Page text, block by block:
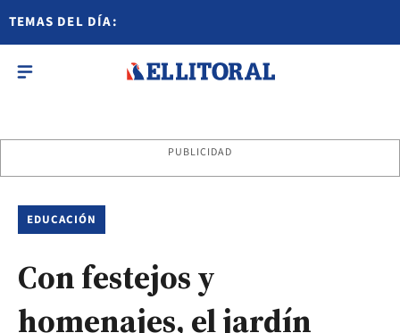
TEMAS DEL DÍA:
PUBLICIDAD
EDUCACIÓN
Con festejos y
homenajes, el jardín